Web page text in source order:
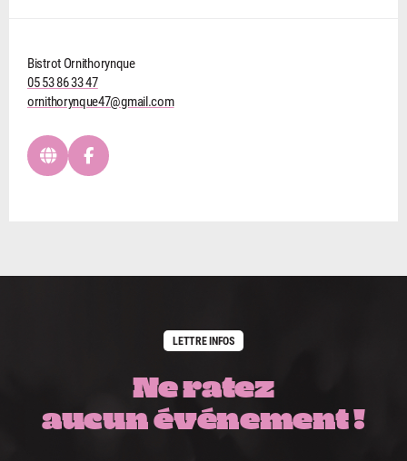
Bistrot Ornithorynque
05 53 86 33 47
ornithorynque47@gmail.com
LETTRE INFOS
Ne ratez
aucun événement !